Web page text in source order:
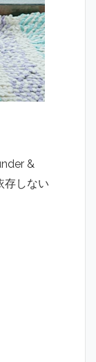
&
存しない